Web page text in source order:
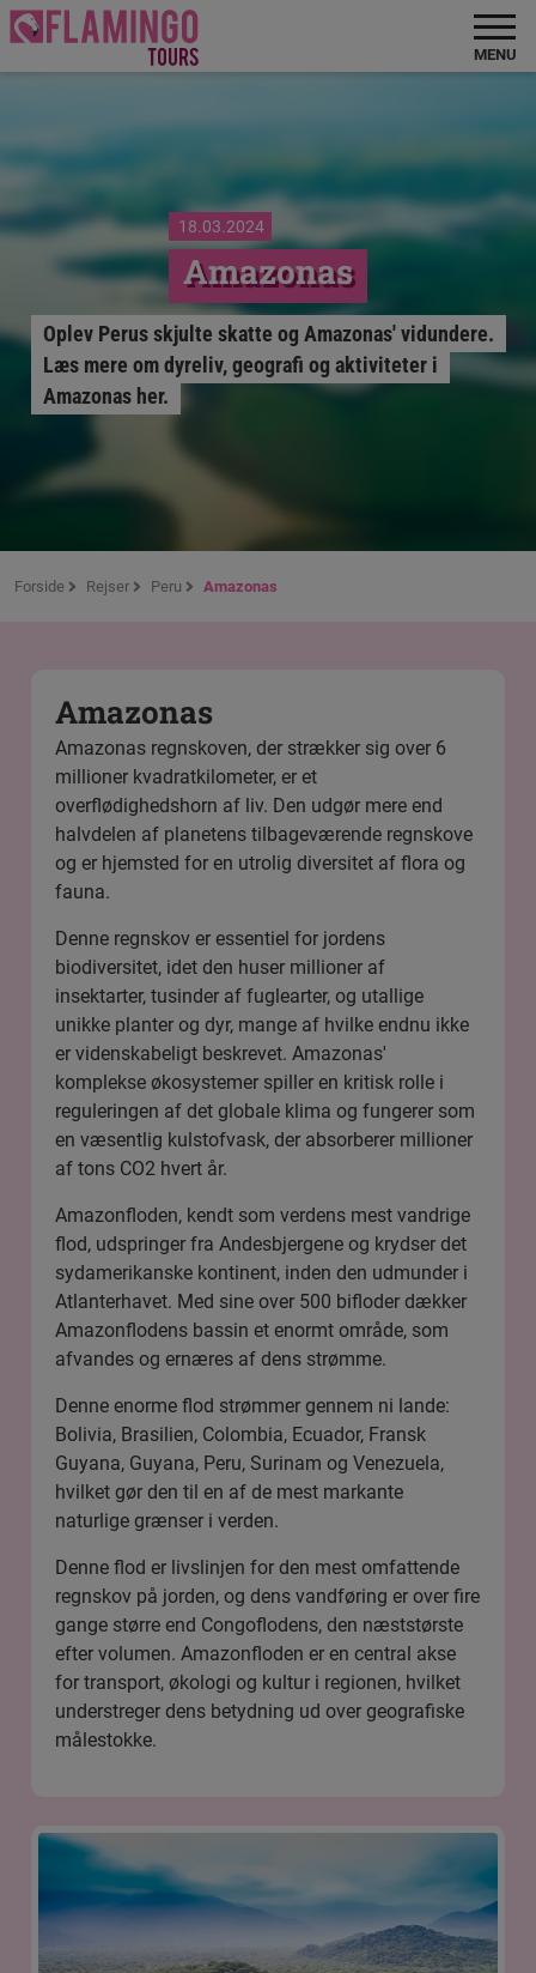
MENU
18.03.2024
Amazonas
Oplev Perus skjulte skatte og Amazonas' vidundere.
Læs mere om dyreliv, geografi og aktiviteter i
Amazonas her.
Forside Rejser Peru Amazonas
Amazonas
Amazonas regnskoven, der strækker sig over 6
millioner kvadratkilometer, er et
overflødighedshorn af liv. Den udgør mere end
halvdelen af planetens tilbageværende regnskove
og er hjemsted for en utrolig diversitet af flora og
fauna.
Denne regnskov er essentiel for jordens
biodiversitet, idet den huser millioner af
insektarter, tusinder af fuglearter, og utallige
unikke planter og dyr, mange af hvilke endnu ikke
er videnskabeligt beskrevet. Amazonas'
komplekse økosystemer spiller en kritisk rolle i
reguleringen af det globale klima og fungerer som
en væsentlig kulstofvask, der absorberer millioner
af tons CO2 hvert år.
Amazonfloden, kendt som verdens mest vandrige
flod, udspringer fra Andesbjergene og krydser det
sydamerikanske kontinent, inden den udmunder i
Atlanterhavet. Med sine over 500 bifloder dækker
Amazonflodens bassin et enormt område, som
afvandes og ernæres af dens strømme.
Denne enorme flod strømmer gennem ni lande:
Bolivia, Brasilien, Colombia, Ecuador, Fransk
Guyana, Guyana, Peru, Surinam og Venezuela,
hvilket gør den til en af de mest markante
naturlige grænser i verden.
Denne flod er livslinjen for den mest omfattende
regnskov på jorden, og dens vandføring er over fire
gange større end Congoflodens, den næststørste
efter volumen. Amazonfloden er en central akse
for transport, økologi og kultur i regionen, hvilket
understreger dens betydning ud over geografiske
målestokke.